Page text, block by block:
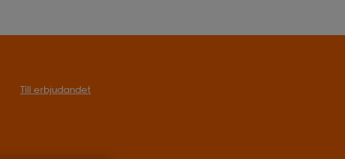
Till erbjudandet